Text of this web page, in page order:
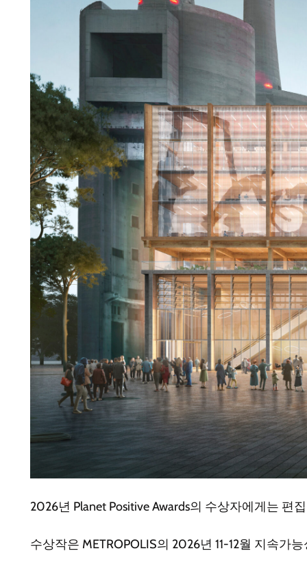
2026년 Planet Positive Awards의 수상자에게는 편
수상작은 METROPOLIS의 2026년 11-12월 지속